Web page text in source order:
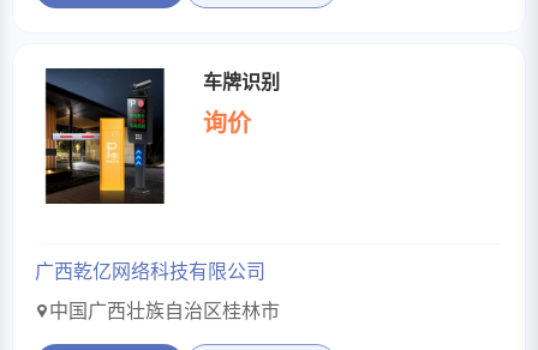
车牌识别
询价
广西乾亿网络科技有限公司
中国广西壮族自治区桂林市